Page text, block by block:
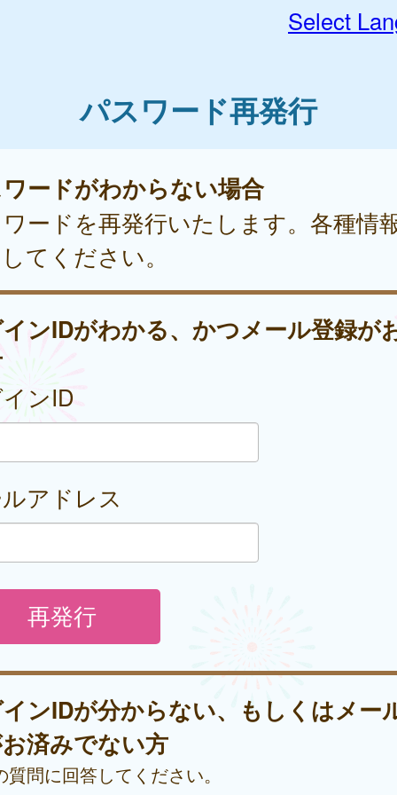
Select
パスワード再発行
ードがわからない場合
ードを再発行いたします。各種情
てください。
ンIDがわかる、かつメール登録が
ンID
アドレス
ンIDが分からない、もしくはメー
済みでない方
質問に回答してください。